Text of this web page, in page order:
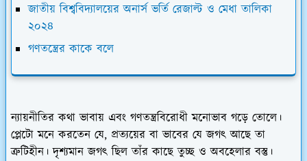
জাতীয় বিশ্ববিদ্যালয়ের অনার্স ভর্তি রেজাল্ট ও মেধা তালিকা
২০২৪
গণতন্ত্রের কাকে বলে
ন্যায়নীতির কথা ভাবায় এবং গণতন্ত্রবিরোধী মনোভাব গড়ে তোলে।
প্লেটো মনে করতেন যে, প্রত্যয়ের বা ভাবের যে জগৎ আছে তা
ত্রুটিহীন। দৃশ্যমান জগৎ ছিল তাঁর কাছে তুচ্ছ ও অবহেলার বস্তু।